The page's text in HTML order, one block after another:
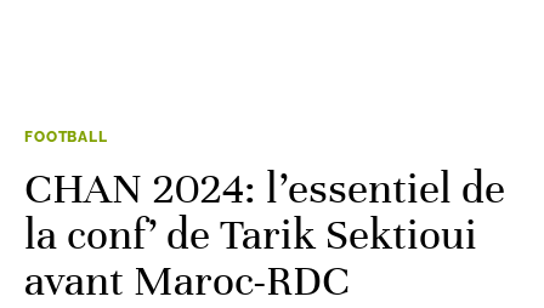
FOOTBALL
CHAN 2024: l’essentiel de
la conf’ de Tarik Sektioui
avant Maroc-RDC